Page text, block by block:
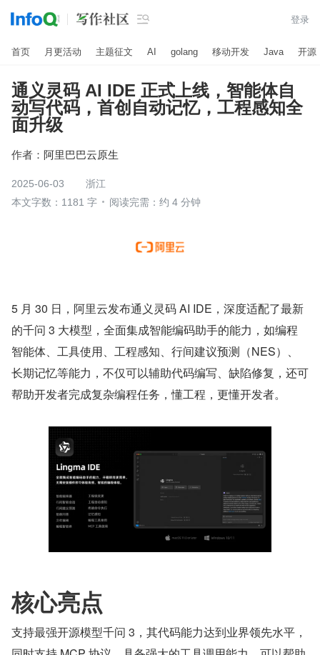
 登录
首页 月更活动 主题征文 AI golang 移动开发 Java 开源
通义灵码 AI IDE 正式上线，智能体自
动写代码，首创自动记忆，工程感知全
面升级
作者： 阿里巴巴云原生
2025-06-03
浙江
本文字数：1181 字
阅读完需：约 4 分钟
5 月 30 日，阿里云发布通义灵码 AI IDE，深度适配了最新
的千问 3 大模型，全面集成智能编码助手的能力，如编程
智能体、工具使用、工程感知、行间建议预测（NES）、
长期记忆等能力，不仅可以辅助代码编写、缺陷修复，还可
帮助开发者完成复杂编程任务，懂工程，更懂开发者。
核心亮点
支持最强开源模型千问 3，其代码能力达到业界领先水平，